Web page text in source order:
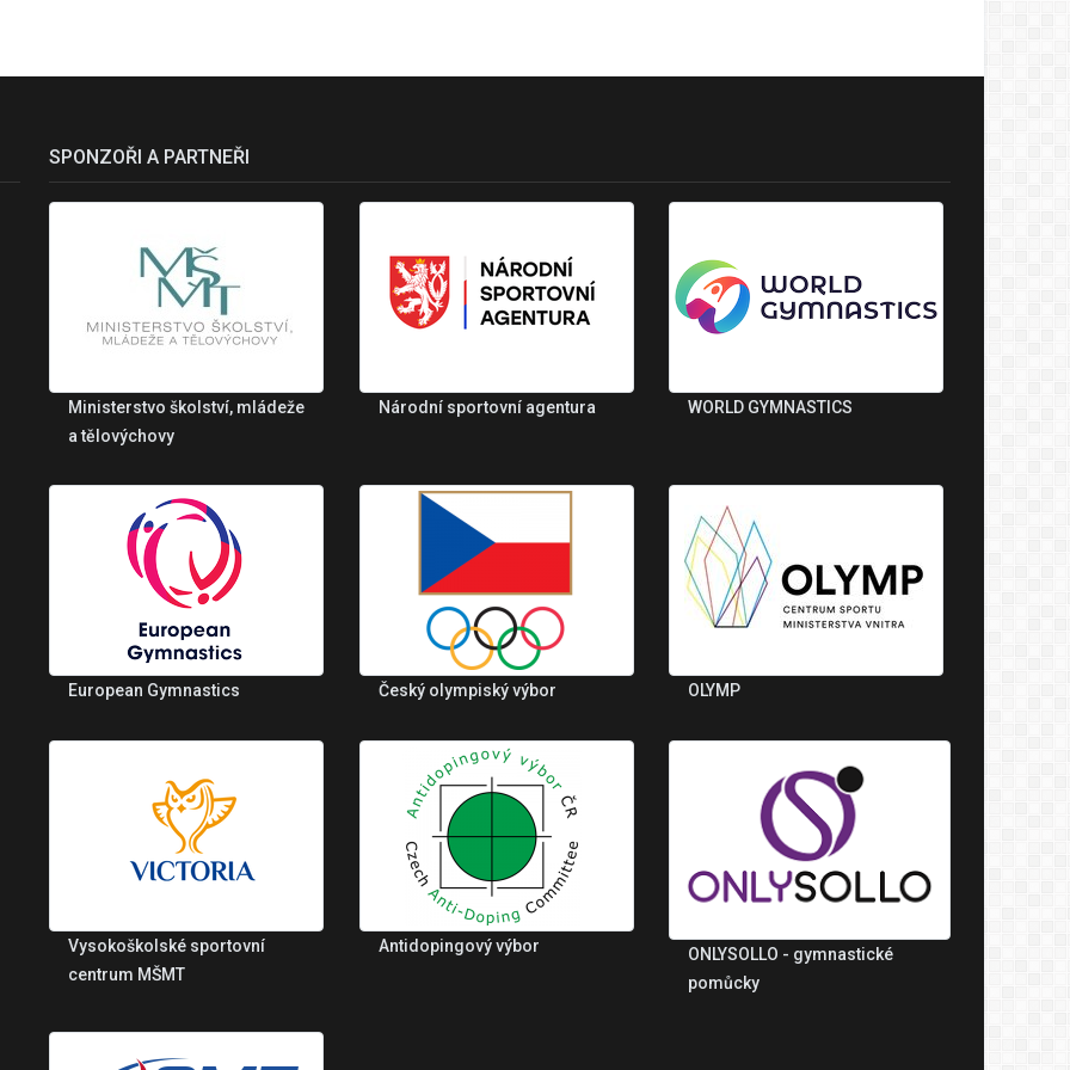
SPONZOŘI A PARTNEŘI
Ministerstvo školství, mládeže
a tělovýchovy
Národní sportovní agentura WORLD GYMNASTICS
European Gymnastics Český olympiský výbor OLYMP
Vysokoškolské sportovní
centrum MŠMT
Antidopingový výbor
ONLYSOLLO - gymnastické
pomůcky